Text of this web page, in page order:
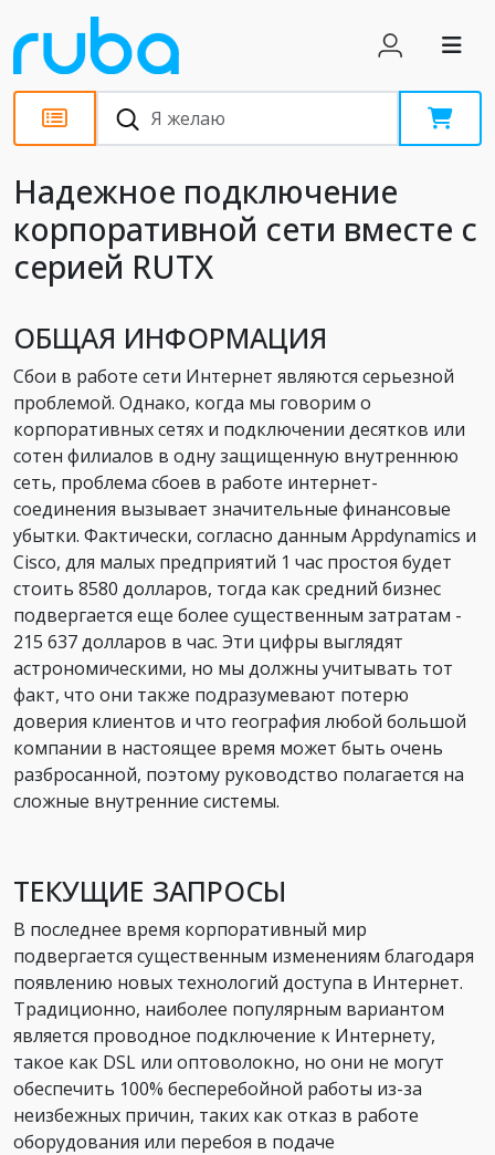
Статьи
Надежное подключение
корпоративной сети вместе с
серией RUTX
ОБЩАЯ ИНФОРМАЦИЯ
Сбои в работе сети Интернет являются серьезной
проблемой. Однако, когда мы говорим о
корпоративных сетях и подключении десятков или
сотен филиалов в одну защищенную внутреннюю
сеть, проблема сбоев в работе интернет-
соединения вызывает значительные финансовые
убытки. Фактически, согласно данным Appdynamics и
Cisco, для малых предприятий 1 час простоя будет
стоить 8580 долларов, тогда как средний бизнес
подвергается еще более существенным затратам -
215 637 долларов в час. Эти цифры выглядят
астрономическими, но мы должны учитывать тот
факт, что они также подразумевают потерю
доверия клиентов и что география любой большой
компании в настоящее время может быть очень
разбросанной, поэтому руководство полагается на
сложные внутренние системы.
ТЕКУЩИЕ ЗАПРОСЫ
В последнее время корпоративный мир
подвергается существенным изменениям благодаря
появлению новых технологий доступа в Интернет.
Традиционно, наиболее популярным вариантом
является проводное подключение к Интернету,
такое как DSL или оптоволокно, но они не могут
обеспечить 100% бесперебойной работы из-за
неизбежных причин, таких как отказ в работе
оборудования или перебоя в подаче